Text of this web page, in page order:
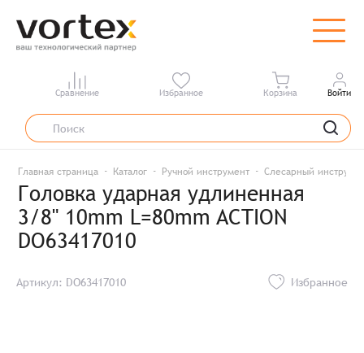
Сравнение Избранное Корзина Войти
Главная страница Каталог Ручной инструмент Слесарный
Головка ударная удлиненная
3/8" 10mm L=80mm ACTION
DO63417010
Артикул: DO63417010 Избранное